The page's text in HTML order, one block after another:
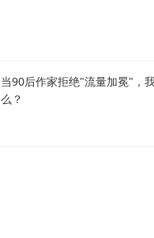
当90后作家拒绝"流量加冕"，
么？